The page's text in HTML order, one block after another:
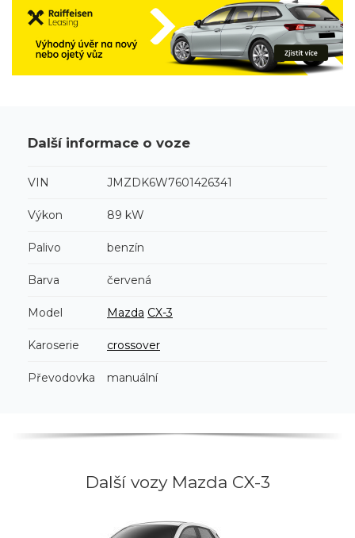
Další informace o voze
VIN JMZDK6W7601426341
Výkon 89 kW
Palivo benzín
Barva červená
Model Mazda CX-3
Karoserie crossover
Převodovka manuální
Další vozy Mazda CX-3